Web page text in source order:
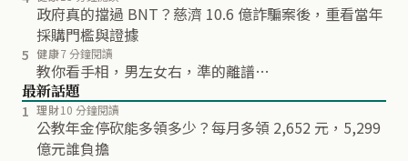
政府真的擋過 BNT？慈濟 10.6 億詐騙案後，重看當年
採購門檻與證據
5 健康7 分鐘閱讀
教你看手相，男左女右，準的離譜…
最新話題
1 理財10 分鐘閱讀
公教年金停砍能多領多少？每月多領 2,652 元，5,299
億元誰負擔